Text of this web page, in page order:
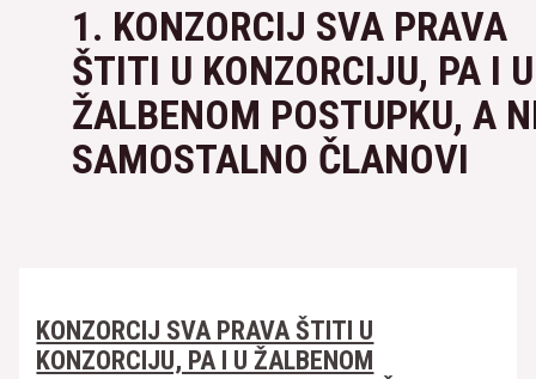
1. KONZORCIJ SVA PRAVA
ŠTITI U KONZORCIJU, PA I U
ŽALBENOM POSTUPKU, A
SAMOSTALNO ČLANOVI
KONZORCIJ SVA PRAVA ŠTITI U
KONZORCIJU, PA I U ŽALBENOM